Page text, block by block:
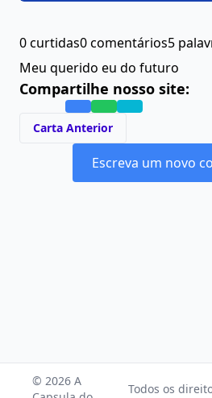
0 curtidas0 comentários5
Meu querido eu do futuro
Compartilhe nosso site:
Carta Anterior
Escreva um novo
© 2026 A
Todos os